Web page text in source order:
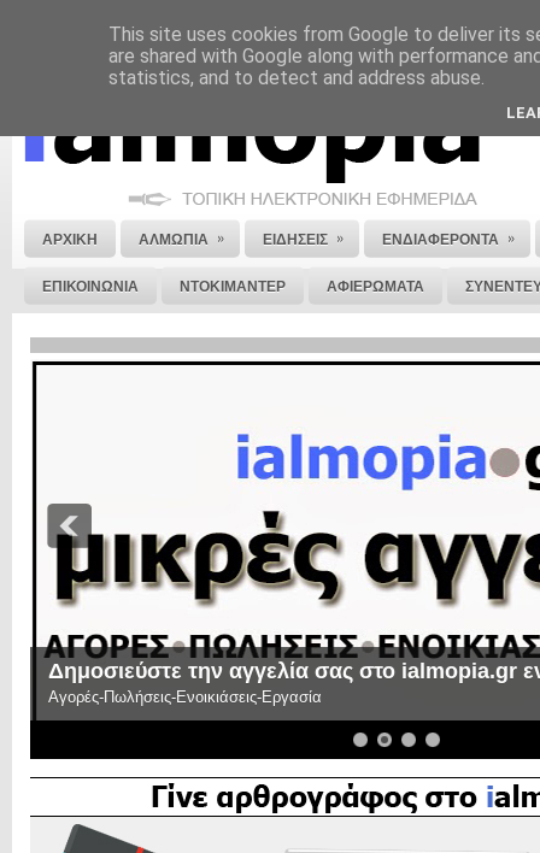
ΝΟΜΙΚΗ ΣΗΜΕΙΩΣΗ ΔΙΑΦΗΜΙΣΗ ΕΠΙΚΟΙΝΩΝΙΑ ΣΤΕΙΛΕ ΜΑΣ
ΑΡΧΙΚΗ ΑΛΜΩΠΙΑ » ΕΙΔΗΣΕΙΣ » ΕΝΔΙΑΦΕΡΟΝΤΑ »
ΕΠΙΚΟΙΝΩΝΙΑ ΝΤΟΚΙΜΑΝΤΕΡ ΑΦΙΕΡΩΜΑΤΑ
Δημοσιεύστε την αγγελία σας στο ialmopia.gr
Αγορές-Πωλήσεις-Ενοικιάσεις-Εργασία
This site uses cookies from Google to deliver its
are shared with Google along with performance
statistics, and to detect and address abuse.